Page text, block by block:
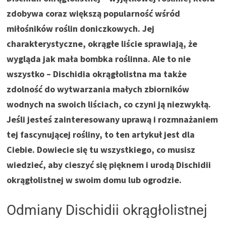
zdobywa coraz większą popularność wśród
miłośników roślin doniczkowych. Jej
charakterystyczne, okrągłe liście sprawiają, że
wygląda jak mała bombka roślinna. Ale to nie
wszystko – Dischidia okrągłolistna ma także
zdolność do wytwarzania małych zbiorników
wodnych na swoich liściach, co czyni ją niezwykłą.
Jeśli jesteś zainteresowany uprawą i rozmnażaniem
tej fascynującej rośliny, to ten artykuł jest dla
Ciebie. Dowiecie się tu wszystkiego, co musisz
wiedzieć, aby cieszyć się pięknem i urodą Dischidii
okrągłolistnej w swoim domu lub ogrodzie.
Odmiany Dischidii okrągłolistnej